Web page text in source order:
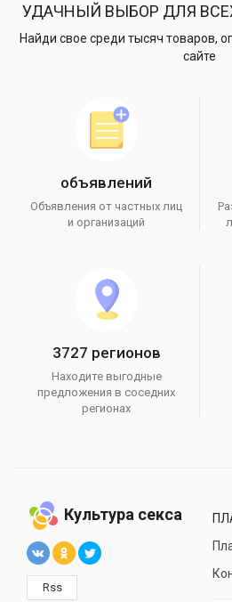
УДАЧНЫЙ ВЫБОР ДЛЯ
Найди свое среди тысяч товаров,
сайте
объявлений
Объявления от частных лиц
и организаций
3727 регионов
Находите выгодные
предложения в соседних
регионах
Культура секса
Rss